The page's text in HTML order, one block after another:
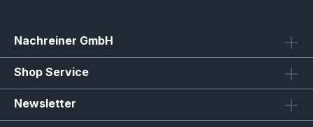
Nachreiner GmbH
Shop Service
Newsletter